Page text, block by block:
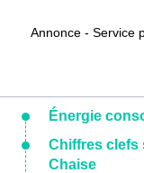
Annonce - Service
Énergie
Chiffres clefs
Chaise